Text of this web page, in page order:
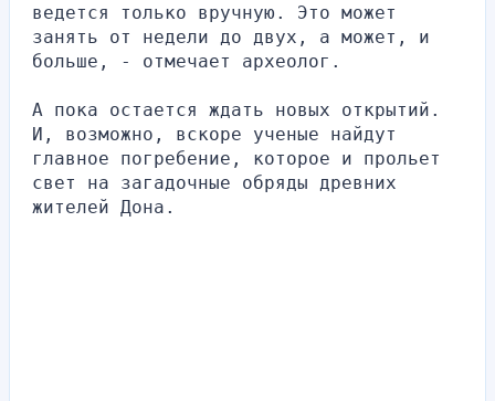
ведется только вручную. Это может
занять от недели до двух, а может, и
больше, - отмечает археолог.
А пока остается ждать новых открытий.
И, возможно, вскоре ученые найдут
главное погребение, которое и прольет
свет на загадочные обряды древних
жителей Дона.